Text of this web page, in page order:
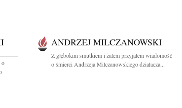
o
ANDRZEJ MILCZANOWSKI
Z głębokim smutkiem i żalem przyjąłem wiadomość
o śmierci Andrzeja Milczanowskiego działacza...